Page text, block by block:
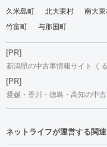
久米島町
北大東村 南大
竹富町
与那国町
[PR]
新潟県の中古車情報サイト く
[PR]
愛媛・香川・徳島・高知の中
ネットライフが運営する関